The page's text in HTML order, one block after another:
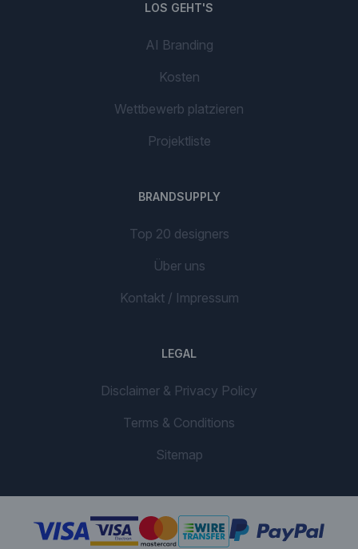
LOS GEHT'S
AI Branding
Kosten
Wettbewerb platzieren
Projektliste
BRANDSUPPLY
Top 20 designers
Über uns
Kontakt / Impressum
LEGAL
Disclaimer & Privacy Policy
Terms & Conditions
Sitemap